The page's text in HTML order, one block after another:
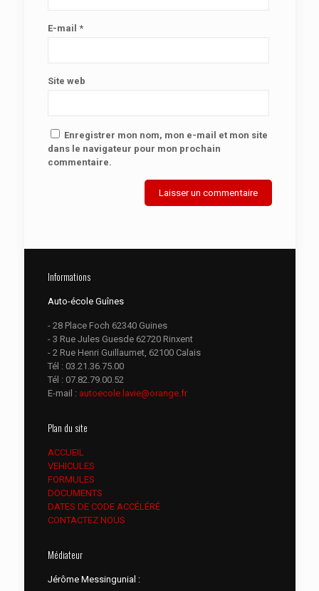
E-mail *
Site web
Enregistrer mon nom, mon e-mail et mon site
dans le navigateur pour mon prochain
commentaire.
Informations
Auto-école Guînes
- 28 Place Foch 62340 Guines
- 3 Rue Jules Guesde 62720 Rinxent
- 2 Rue Henri Guillaumet, 62100 Calais
Tél : 03.21.36.75.00
Tél : 07.82.79.00.52
E-mail : autoecole.lavie@orange.fr
Plan du site
ACCUEIL
VEHICULES
FORMULES
DOCUMENTS
DATES DE CODE ACCÉLÉRÉ
CONTACTEZ NOUS
Médiateur
Jérôme Messingunial :